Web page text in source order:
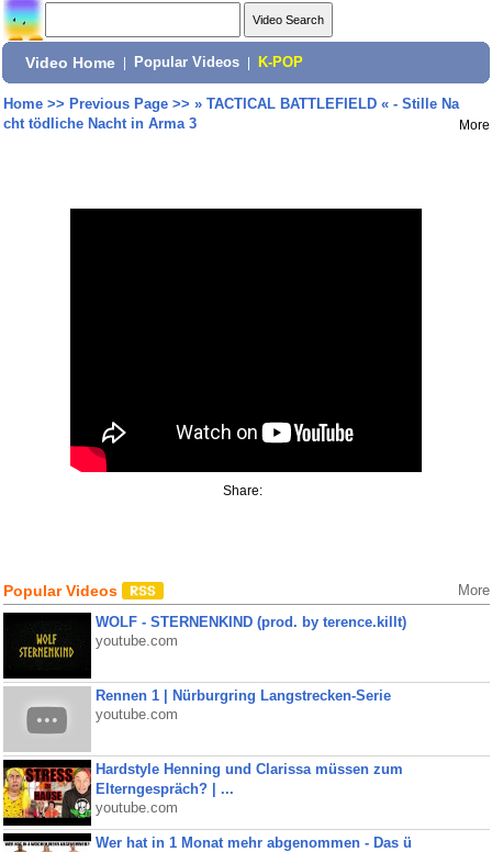
Video Home Popular Videos K-POP
Home>> Previous Page>> » TACTICAL BATTLEFIELD « - Stille Na
cht tödliche Nacht in Arma 3
More
Share:
Popular Videos More
WOLF - STERNENKIND (prod. by terence.killt)
youtube.com
Rennen 1 | Nürburgring Langstrecken-Serie
youtube.com
Hardstyle Henning und Clarissa müssen zum
Elterngespräch? | ...
youtube.com
Wer hat in 1 Monat mehr abgenommen - Das ü